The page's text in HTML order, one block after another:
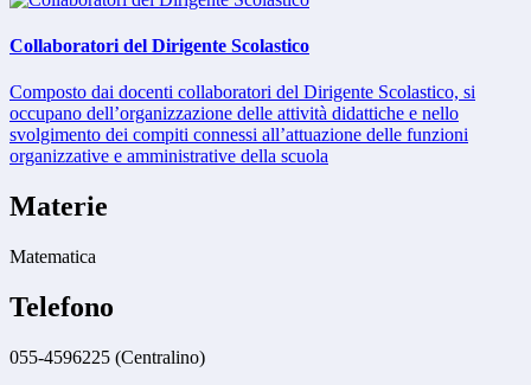
Collaboratori del Dirigente Scolastico
Composto dai docenti collaboratori del Dirigente Scolastico, si
occupano dell’organizzazione delle attività didattiche e nello
svolgimento dei compiti connessi all’attuazione delle funzioni
organizzative e amministrative della scuola
Materie
Matematica
Telefono
055-4596225 (Centralino)